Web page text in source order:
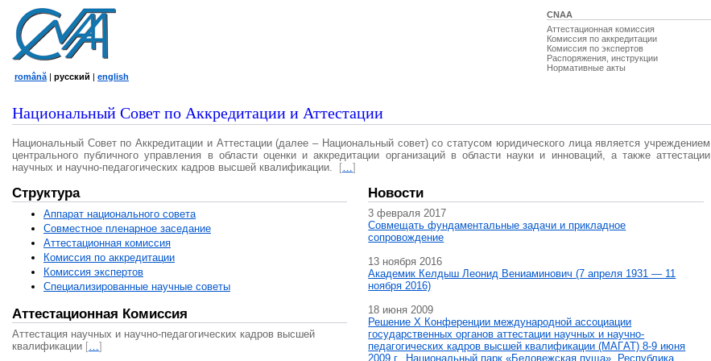
CNAA
Аттестационная комиссия
Комиссия по аккредитации
Комиссия по экспертов
Распоряжения, инструкции
Нормативные акты
română | русский | english
Национальный Совет по Аккредитации и Аттестации
Национальный Совет по Аккредитации и Аттестации (далее – Национальный совет) со статусом юридического лица является учреждением
центрального публичного управления в области оценки и аккредитации организаций в области науки и инноваций, а также аттестации
научных и научно-педагогических кадров высшей квалификации.
[…]
Структура
Аппарат национального совета
Совместное пленарное заседание
Аттестационная комисcия
Комиссия по аккредитации
Комиссия экспертов
Специализированные научные советы
Аттестационная Комиссия
Аттестация научных и научно-педагогических кадров высшей
квалификации […]
Новости
3 февраля 2017
Совмещать фундаментальные задачи и прикладное
сопровождение
13 ноября 2016
Академик Келдыш Леонид Вениаминович (7 апреля 1931 — 11
ноября 2016)
18 июня 2009
Решение X Конференции международной ассоциации
государственных органов аттестации научных и научно-
педагогических кадров высшей квалификации (МАГAT) 8-9 июня
2009 г., Национальный парк «Беловежская пуща», Республика